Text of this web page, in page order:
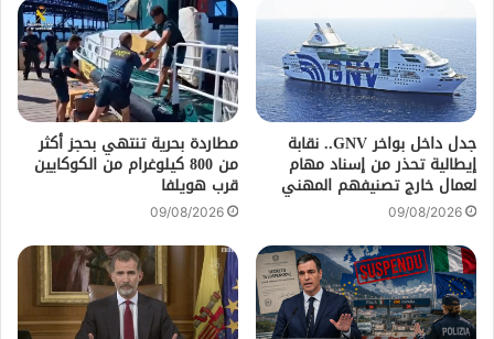
جدل داخل بواخر GNV.. نقابة
إيطالية تحذر من إسناد مهام
لعمال خارج تصنيفهم المهني
09/08/2026
مطاردة بحرية تنتهي بحجز أكثر
من 800 كيلوغرام من الكوكايين
قرب هويلفا
09/08/2026